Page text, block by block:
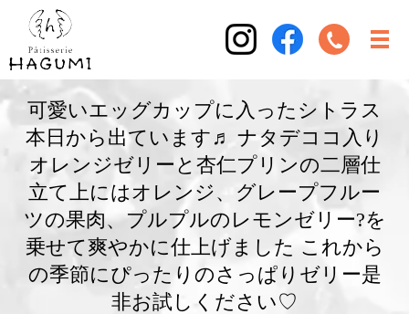
可愛いエッグカップに入ったシトラス
本日から出ています♬ ナタデココ入り
オレンジゼリーと杏仁プリンの二層仕
立て上にはオレンジ、グレープフルー
ツの果肉、プルプルのレモンゼリー?を
乗せて爽やかに仕上げました これから
の季節にぴったりのさっぱりゼリー是
非お試しください♡